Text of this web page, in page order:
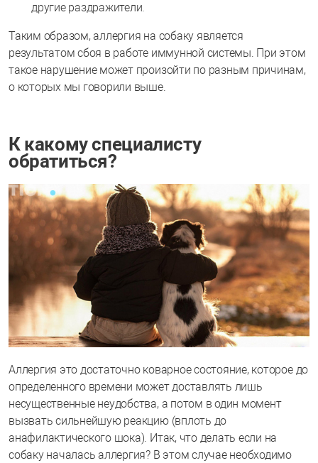
другие раздражители.
Таким образом, аллергия на собаку является
результатом сбоя в работе иммунной системы. При этом
такое нарушение может произойти по разным причинам,
о которых мы говорили выше.
К какому специалисту
обратиться?
Аллергия это достаточно коварное состояние, которое до
определенного времени может доставлять лишь
несущественные неудобства, а потом в один момент
вызвать сильнейшую реакцию (вплоть до
анафилактического шока). Итак, что делать если на
собаку началась аллергия? В этом случае необходимо